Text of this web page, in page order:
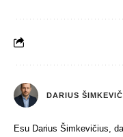
DARIUS
Esu Darius Šimkevičius,